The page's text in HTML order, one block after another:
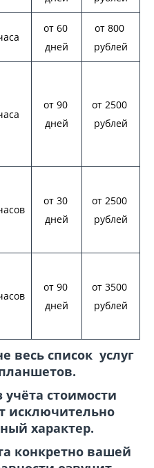
от 60
дней
от 800
рублей
от 90
дней
от 2500
рублей
от 30
дней
от 2500
рублей
от 90
дней
от 3500
рублей
весь список услуг
стоимости
исключительно
характер.
конкретно вашей